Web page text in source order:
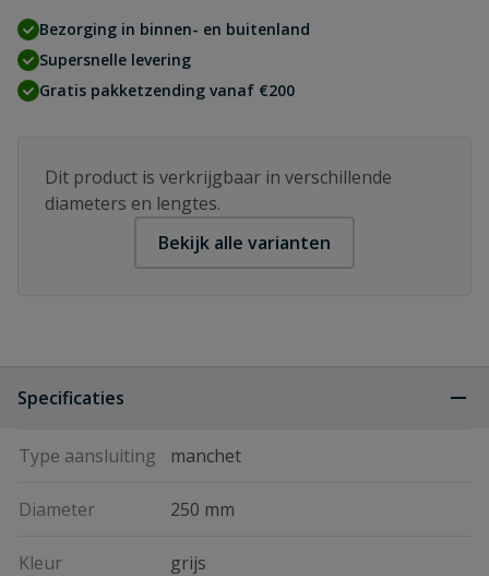
Bezorging in binnen- en buitenland
Supersnelle levering
Gratis pakketzending vanaf €200
Dit product is verkrijgbaar in verschillende
diameters en lengtes.
Bekijk alle varianten
Specificaties
Type aansluiting manchet
Diameter 250 mm
Kleur grijs